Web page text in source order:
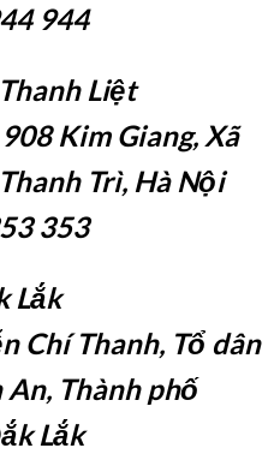
944
Liệt
Kim Giang, Xã
Trì, Hà Nội
353
Lắk
Chí Thanh, Tổ dân
Thành phố
Lắk